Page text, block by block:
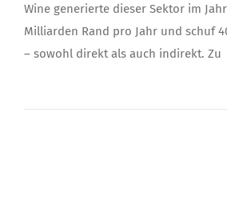
Wine generierte dieser Sektor im
Milliarden Rand pro Jahr und schuf
– sowohl direkt als auch indirekt. Zu